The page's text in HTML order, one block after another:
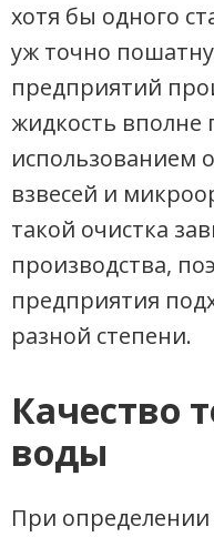
хотя бы одного
уж точно
предприятий
жидкость вполне
использованием
взвесей и
такой очистка
производства,
предприятия
разной степени.
Качество
воды
При определении